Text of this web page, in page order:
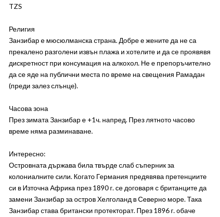
TZS
Религия
Занзибар е мюсюлманска страна. Добре е жените да не са
прекалено разголени извън плажа и хотелите и да се проявявя
дискретност при консумация на алкохол. Не е препоръчително
да се яде на публични места по време на свещения Рамадан
(преди залез слънце).
Часова зона
През зимата Занзибар е +1ч. напред. През лятното часово
време няма разминаване.
Интересно:
Островната държава била твърде слаб съперник за
колониалните сили. Когато Германия предявява претенциите
си в Източна Африка през 1890 г. се договаря с британците да
замени Занзибар за остров Хелголанд в Северно море. Така
Занзибар става британски протекторат. През 1896 г. oбаче